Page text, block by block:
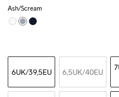
Ash/Scream
6UK/39,5EU 6,5UK/40EU